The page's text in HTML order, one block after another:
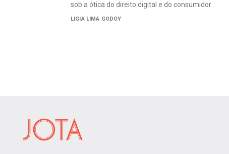
sob a ótica do direito digital e do consumidor
LIGIA LIMA GODOY